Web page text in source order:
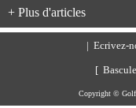
+ Plus d'articles
Ecrivez-
[
Copyright ©